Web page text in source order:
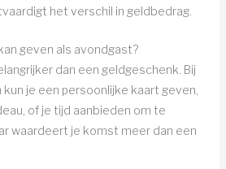
het verschil in geldbedrag.
geven als avondgast?
dan een geldgeschenk. Bij
je een persoonlijke kaart geven,
of je tijd aanbieden om te
waardeert je komst meer dan een